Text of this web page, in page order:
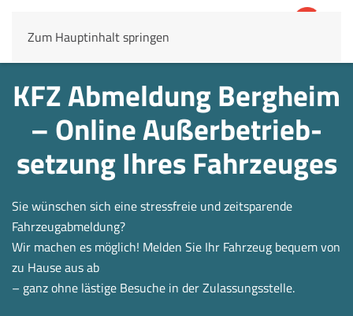
Zum Hauptinhalt springen
KFZ Abmeldung Bergheim
– Online Außerbetrieb­
setzung Ihres Fahrzeuges
Sie wünschen sich eine stressfreie und zeitsparende
Fahrzeugabmeldung?
Wir machen es möglich! Melden Sie Ihr Fahrzeug bequem von
zu Hause aus ab
– ganz ohne lästige Besuche in der Zulassungsstelle.